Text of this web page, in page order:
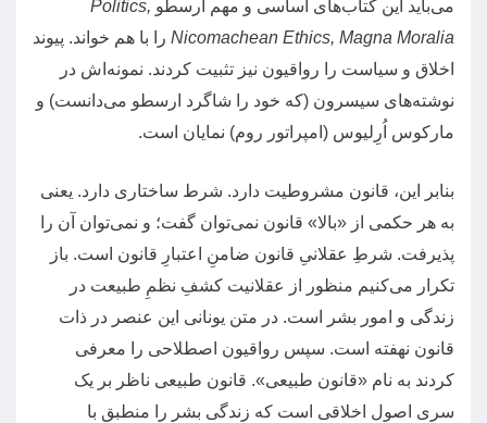
می‌باید این کتاب‌های اساسی و مهم ارسطو Politics,
Nicomachean Ethics, Magna Moralia را با هم خواند. پیوند
اخلاق و سیاست را رواقیون نیز تثبیت کردند. نمونه‌اش در
نوشته‌های سیسرون (که خود را شاگرد ارسطو می‌دانست) و
مارکوس اُرِلیوس ( امپراتور روم) نمایان است.
بنابر این، قانون مشروطیت دارد. شرط ساختاری دارد. یعنی
به هر حکمی از «بالا» قانون نمی‌توان گفت؛ و نمی‌توان آن را
پذیرفت. شرطِ عقلانیِ قانون ضامنِ اعتبارِ قانون است. باز
تکرار می‌کنیم منظور از عقلانیت کشفِ نظمِ طبیعت در
زندگی و امور بشر است. در متن یونانی این عنصر در ذات
قانون نهفته است. سپس رواقیون اصطلاحی را معرفی
کردند به نام «قانون طبیعی». قانون طبیعی ناظر بر یک
سری اصول اخلاقی است که زندگی بشر را منطبق با